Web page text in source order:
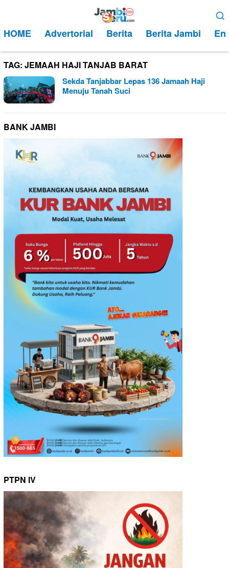
kontenMobile
HOME Advertorial Berita Berita Jambi
TAG: JEMAAH HAJI TANJAB BARAT
Sekda Tanjabbar Lepas 136 Jamaah Haji
Menuju Tanah Suci
BANK JAMBI
PTPN IV